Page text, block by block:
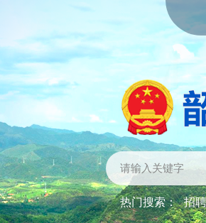
热门搜索： 招聘